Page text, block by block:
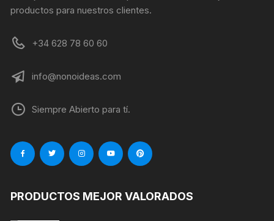
productos para nuestros clientes.
+34 628 78 60 60
info@nonoideas.com
Siempre Abierto para tí.
PRODUCTOS MEJOR VALORADOS